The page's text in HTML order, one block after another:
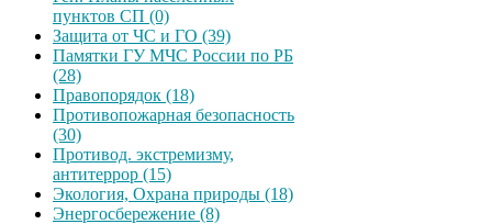
пунктов СП (0)
Защита от ЧС и ГО (39)
Памятки ГУ МЧС России по РБ
(28)
Правопорядок (18)
Противопожарная безопасность
(30)
Противод. экстремизму,
антитеррор (15)
Экология, Охрана природы (18)
Энергосбережение (8)